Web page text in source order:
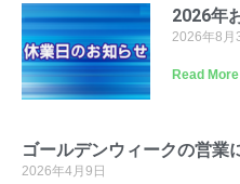
2026年
2026年8月
Read More
ゴールデンウィークの営業
2026年4月9日